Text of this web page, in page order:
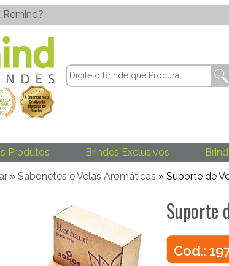
Remind?
Produtos Brindes Exclusivos
»Sabonetes e Velas Aromáticas » Suporte de
Suporte
Cod.: